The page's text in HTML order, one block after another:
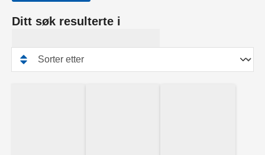
Ditt søk resulterte i